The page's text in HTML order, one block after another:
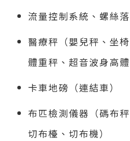
流量控制系統、螺絲落
醫療秤（嬰兒秤、坐
體重秤、超音波身高體
卡車地磅（連結車）
布匹檢測儀器（碼布
切布檯、切布機）